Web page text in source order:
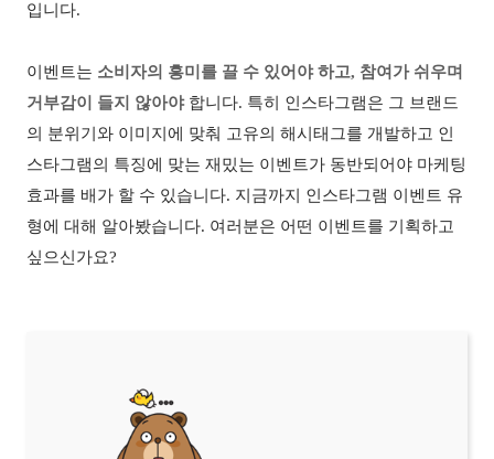
입니다.
이벤트는 소비자의 흥미를 끌 수 있어야 하고, 참여가 쉬우며
거부감이 들지 않아야합니다. 특히 인스타그램은 그 브랜드
의 분위기와 이미지에 맞춰 고유의 해시태그를 개발하고 인
스타그램의 특징에 맞는 재밌는 이벤트가 동반되어야 마케팅
효과를 배가 할 수 있습니다. 지금까지 인스타그램 이벤트 유
형에 대해 알아봤습니다. 여러분은 어떤 이벤트를 기획하고
싶으신가요?